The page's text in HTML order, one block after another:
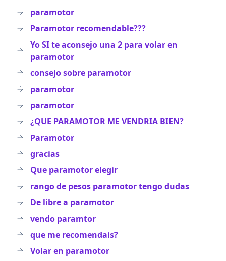
paramotor
Paramotor recomendable???
Yo SI te aconsejo una 2 para volar en
paramotor
consejo sobre paramotor
paramotor
paramotor
¿QUE PARAMOTOR ME VENDRIA BIEN?
Paramotor
gracias
Que paramotor elegir
rango de pesos paramotor tengo dudas
De libre a paramotor
vendo paramtor
que me recomendais?
Volar en paramotor